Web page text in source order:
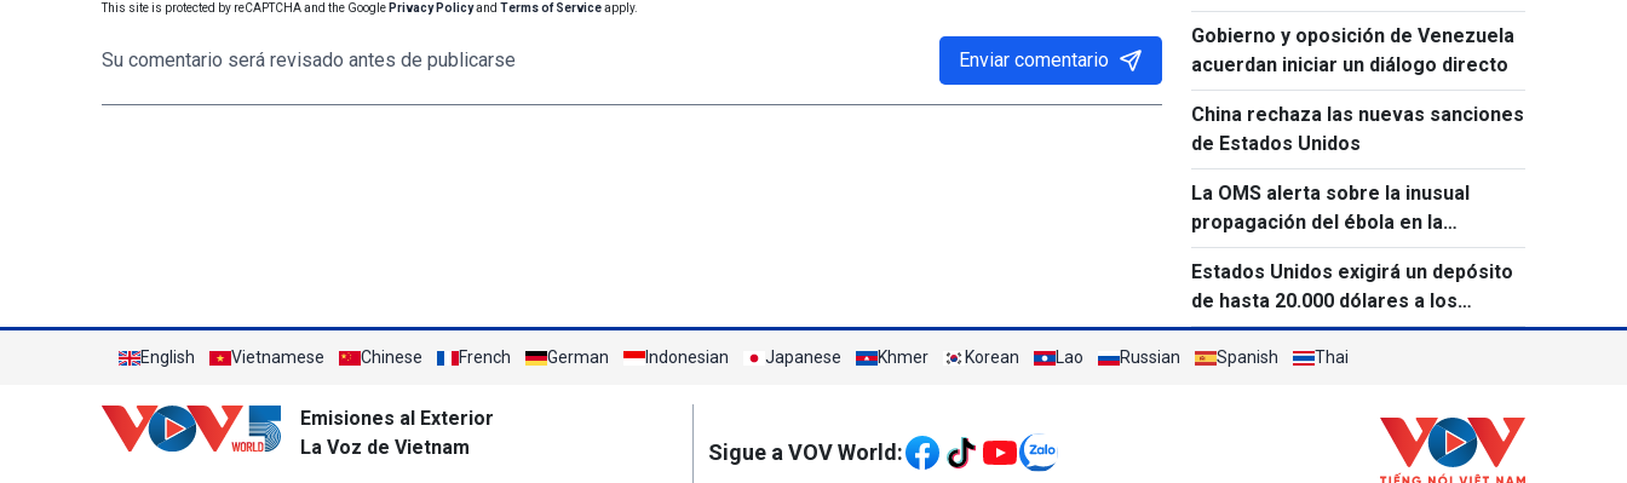
This site is protected by reCAPTCHA and the Google Privacy Policyand Terms of Serviceapply.
Su comentario será revisado antes de publicarse Enviar comentario
España a combatir los incendios
forestales
Gobierno y oposición de Venezuela
acuerdan iniciar un diálogo directo
China rechaza las nuevas sanciones
de Estados Unidos
La OMS alerta sobre la inusual
propagación del ébola en la
República Democrática del Congo
Estados Unidos exigirá un depósito
de hasta 20.000 dólares a los
solicitantes de visado de 50 países
English Vietnamese Chinese French German Indonesian Japanese Khmer Korean Lao Russian Spanish Thai
Emisiones al Exterior
La Voz de Vietnam
Mạng xã hội
Sigue a VOV World: